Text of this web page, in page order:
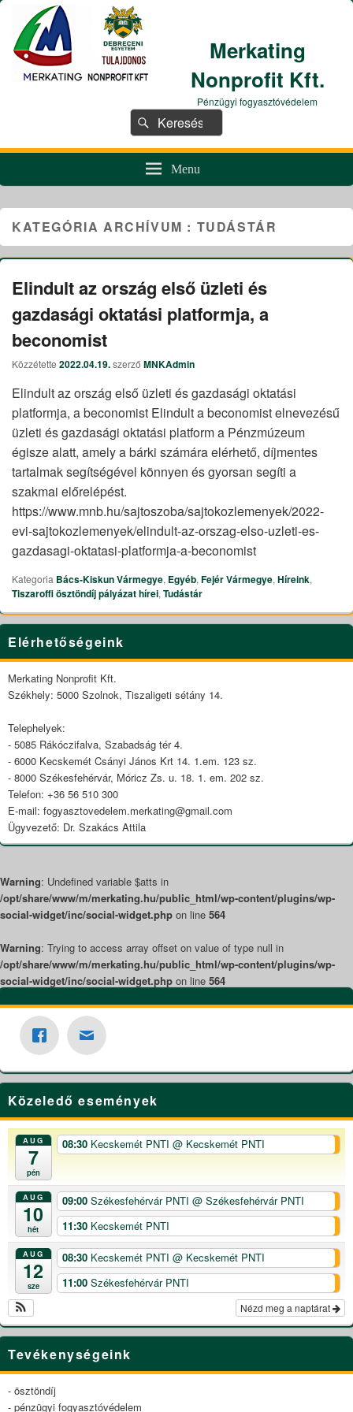
Merkating
Nonprofit Kft.
Pénzügyi fogyasztóvédelem
Search
for:
Search
Menu
KATEGÓRIA ARCHÍVUM : TUDÁSTÁR
Elindult az ország első üzleti és
gazdasági oktatási platformja, a
beconomist
Közzétette 2022.04.19.szerző MNKAdmin
Elindult az ország első üzleti és gazdasági oktatási
platformja, a beconomist Elindult a beconomist elnevezésű
üzleti és gazdasági oktatási platform a Pénzmúzeum
égisze alatt, amely a bárki számára elérhető, díjmentes
tartalmak segítségével könnyen és gyorsan segíti a
szakmai előrelépést.
https://www.mnb.hu/sajtoszoba/sajtokozlemenyek/2022-
evi-sajtokozlemenyek/elindult-az-orszag-elso-uzleti-es-
gazdasagi-oktatasi-platformja-a-beconomist
Kategoria Bács-Kiskun Vármegye, Egyéb, Fejér Vármegye, Híreink,
Tiszaroffi ösztöndíj pályázat hírei, Tudástár
Sidebar
Widget
Area
Elérhetőségeink
Merkating Nonprofit Kft.
Székhely: 5000 Szolnok, Tiszaligeti sétány 14.
Telephelyek:
- 5085 Rákóczifalva, Szabadság tér 4.
- 6000 Kecskemét Csányi János Krt 14. 1.em. 123 sz.
- 8000 Székesfehérvár, Móricz Zs. u. 18. 1. em. 202 sz.
Telefon: +36 56 510 300
E-mail: fogyasztovedelem.merkating@gmail.com
Ügyvezető: Dr. Szakács Attila
Warning: Undefined variable $atts in
/opt/share/www/m/merkating.hu/public_html/wp-content/plugins/wp-
social-widget/inc/social-widget.php on line 564
Warning: Trying to access array offset on value of type null in
/opt/share/www/m/merkating.hu/public_html/wp-content/plugins/wp-
social-widget/inc/social-widget.php on line 564
Közeledő események
AUG
7
pén
08:30 Kecskemét PNTI @ Kecskemét PNTI
AUG
10
hét
09:00 Székesfehérvár PNTI @ Székesfehérvár PNTI
11:30 Kecskemét PNTI
AUG
12
sze
08:30 Kecskemét PNTI @ Kecskemét PNTI
11:00 Székesfehérvár PNTI
Nézd meg a naptárat
Tevékenységeink
- ösztöndíj
- pénzügyi fogyasztóvédelem